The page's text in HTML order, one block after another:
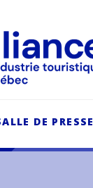
DE PRESSE